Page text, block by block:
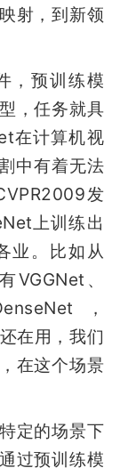
射，到新领
，预训练模
，任务就具
在计算机视
中有着无法
发
上训练出
业。比如从
VGGNet、
，
在用，我们
在这个场景
定的场景下
过预训练模